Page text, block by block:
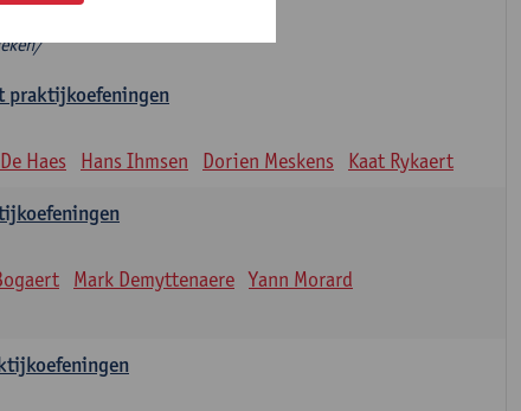
praktijkoefeningen
Haes Hans Ihmsen Dorien Meskens Kaat Rykaert
Mark Demyttenaere Yann Morard